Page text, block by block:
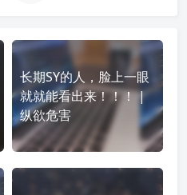
长期SY的人，脸上一眼
就就能看出来！！！ |
纵欲危害